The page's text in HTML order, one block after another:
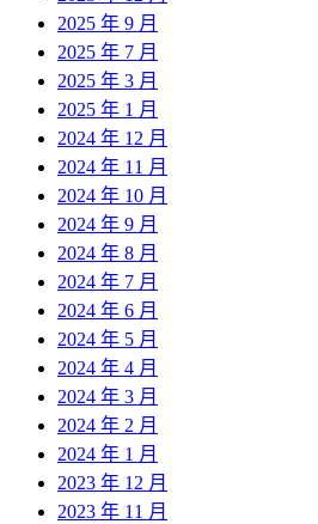
2025 年 9 月
2025 年 7 月
2025 年 3 月
2025 年 1 月
2024 年 12 月
2024 年 11 月
2024 年 10 月
2024 年 9 月
2024 年 8 月
2024 年 7 月
2024 年 6 月
2024 年 5 月
2024 年 4 月
2024 年 3 月
2024 年 2 月
2024 年 1 月
2023 年 12 月
2023 年 11 月